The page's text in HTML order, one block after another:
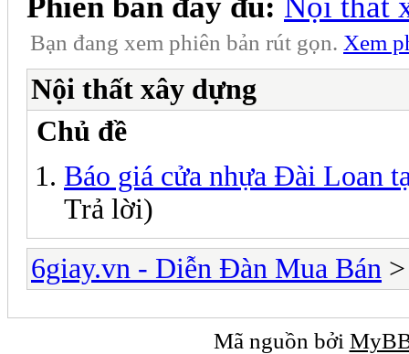
Bạn đang xem phiên bản rút gọn. Xem
Nội thất xây dựng
Chủ đề
Báo giá cửa nhựa Đài Loan
Trả lời)
6giay.vn - Diễn Đàn Mua Bán
Mã nguồn bởi